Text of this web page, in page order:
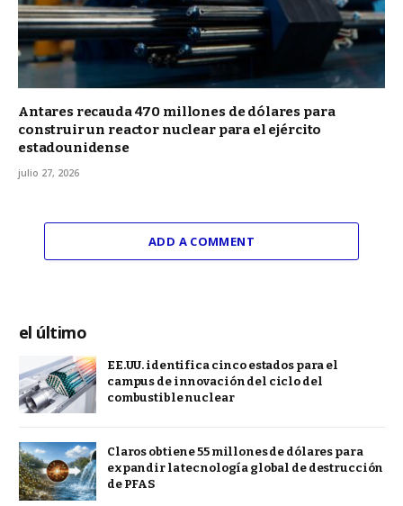
Antares recauda 470 millones de dólares para
construir un reactor nuclear para el ejército
estadounidense
julio 27, 2026
ADD A COMMENT
el último
EE.UU. identifica cinco estados para el
campus de innovación del ciclo del
combustible nuclear
Claros obtiene 55 millones de dólares para
expandir la tecnología global de destrucción
de PFAS